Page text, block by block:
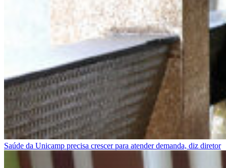
Saúde da Unicamp precisa crescer para atender demanda, diz diretor